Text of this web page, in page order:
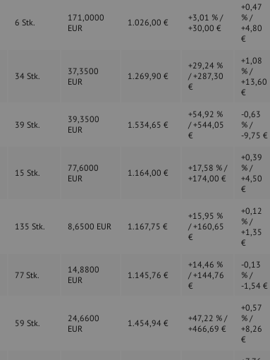
6 Stk.
171,0000
EUR
1.026,00 €
+3,01 % /
+30,00 €
+0,47
% /
+4,80
€
34 Stk.
37,3500
EUR
1.269,90 €
+29,24 %
/ +287,30
€
+1,08
% /
+13,60
€
39 Stk.
39,3500
EUR
1.534,65 €
+54,92 %
/ +544,05
€
-0,63
% /
-9,75 €
15 Stk.
77,6000
EUR
1.164,00 €
+17,58 % /
+174,00 €
+0,39
% /
+4,50
€
135 Stk. 8,6500 EUR 1.167,75 €
+15,95 %
/ +160,65
€
+0,12
% /
+1,35
€
77 Stk.
14,8800
EUR
1.145,76 €
+14,46 %
/ +144,76
€
-0,13
% /
-1,54 €
59 Stk.
24,6600
EUR
1.454,94 €
+47,22 % /
+466,69 €
+0,57
% /
+8,26
€